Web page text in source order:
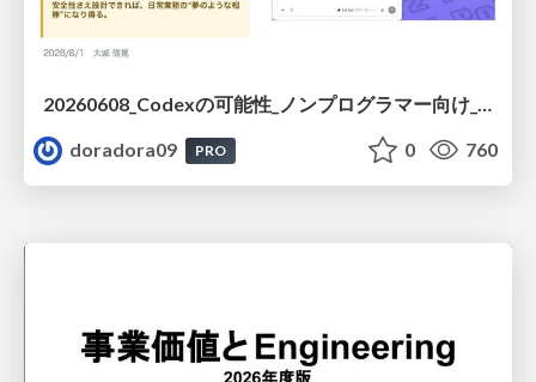
doradora09
PRO 0 760